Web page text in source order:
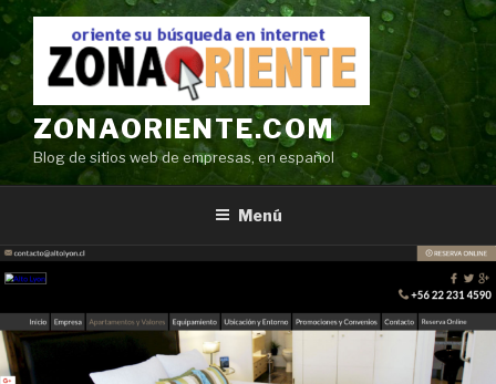
Ir
contenido
ZONAORIENTE.COM
Blog de sitios web de empresas, en español
Menú